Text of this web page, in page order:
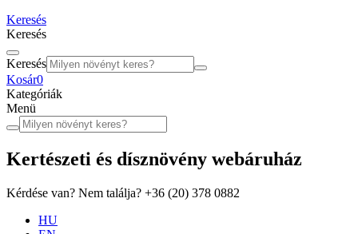
Keresés
Keresés
Keresés
Kosár0
Kategóriák
Menü
Kertészeti és dísznövény webáruház
Kérdése van? Nem találja? +36 (20) 378 0882
HU